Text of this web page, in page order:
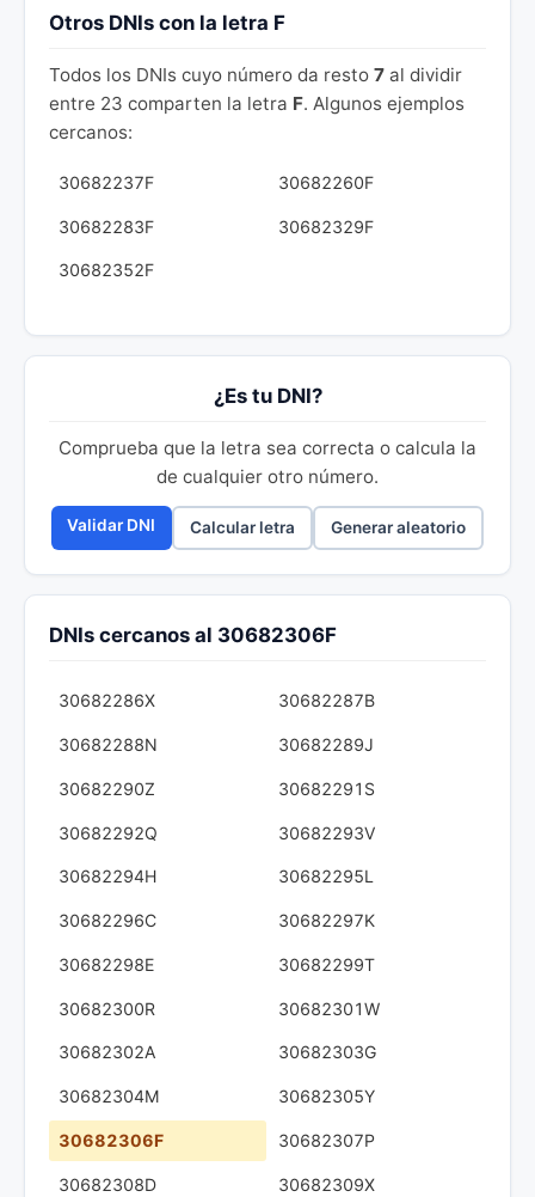
Otros DNIs con la letra F
Todos los DNIs cuyo número da resto 7 al dividir
entre 23 comparten la letra F. Algunos ejemplos
cercanos:
30682237F 30682260F
30682283F 30682329F
30682352F
¿Es tu DNI?
Comprueba que la letra sea correcta o calcula la
de cualquier otro número.
Validar DNI Calcular letra Generar aleatorio
DNIs cercanos al 30682306F
30682286X 30682287B
30682288N 30682289J
30682290Z 30682291S
30682292Q 30682293V
30682294H 30682295L
30682296C 30682297K
30682298E 30682299T
30682300R 30682301W
30682302A 30682303G
30682304M 30682305Y
30682306F 30682307P
30682308D 30682309X